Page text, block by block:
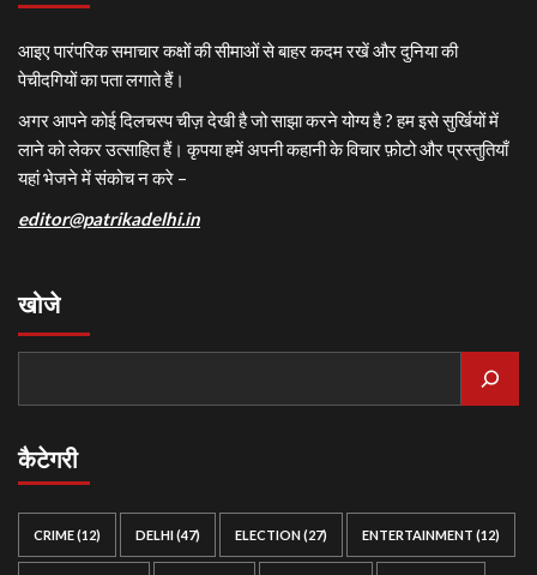
आइए पारंपरिक समाचार कक्षों की सीमाओं से बाहर कदम रखें और दुनिया की
पेचीदगियों का पता लगाते हैं।
अगर आपने कोई दिलचस्प चीज़ देखी है जो साझा करने योग्य है ? हम इसे सुर्खियों में
लाने को लेकर उत्साहित हैं। कृपया हमें अपनी कहानी के विचार फ़ोटो और प्रस्तुतियाँ
यहां भेजने में संकोच न करे –
editor@patrikadelhi.in
खोजे
कैटेगरी
CRIME(12) DELHI(47) ELECTION(27) ENTERTAINMENT (12)